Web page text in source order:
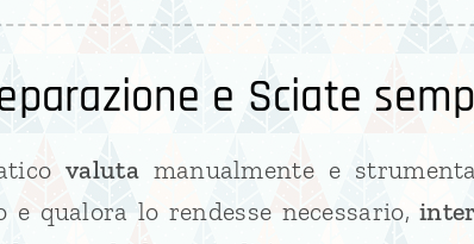
e Sciate
valutamanualmente e
e qualora lo rendesse necessario,